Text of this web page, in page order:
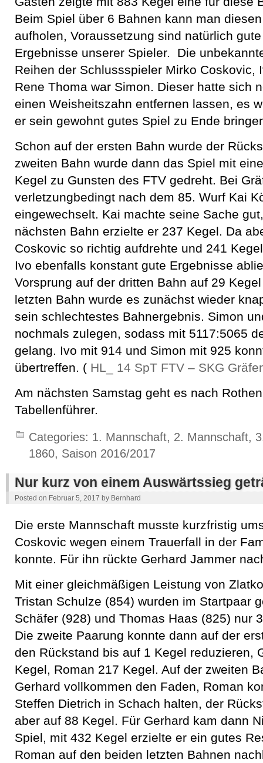
Beim Spiel über 6 Bahnen kann man
aufholen, Voraussetzung sind natürlich
Ergebnisse unserer Spieler. Die
Reihen der Schlussspieler Mirko Coskovic,
Rene Thoma war Simon. Dieser hatte sich
einen Weisheitszahn entfernen lassen, es
er sein gewohnt gutes Spiel zu Ende
Schon auf der ersten Bahn wurde der
zweiten Bahn wurde dann das Spiel mit
Kegel zu Gunsten des FTV gedreht. Bei
verletzungbedingt nach dem 85. Wurf Kai
eingewechselt. Kai machte seine Sache
nächsten Bahn erzielte er 237 Kegel. Da
Coskovic so richtig aufdrehte und 241
Ivo ebenfalls konstant gute Ergebnisse
Vorsprung auf der dritten Bahn auf 29
letzten Bahn wurde es zunächst wieder
sein schlechtestes Bahnergebnis. Simon
nochmals zulegen, sodass mit 5117:5065
gelang. Ivo mit 914 und Simon mit 925
übertreffen. ( HL_ 14 SpT FTV – SKG
Am nächsten Samstag geht es nach
Tabellenführer.
Categories: 1. Mannschaft, 2. Mannschaft,
1860, Saison 2016/2017
Nur kurz von einem Auswärtssieg
Posted on Februar 5, 2017 by Bernhard
Die erste Mannschaft musste kurzfristig
Coskovic wegen einem Trauerfall in der
konnte. Für ihn rückte Gerhard Jammer
Mit einer gleichmäßigen Leistung von
Tristan Schulze (854) wurden im Startpaar
Schäfer (928) und Thomas Haas (825) nur
Die zweite Paarung konnte dann auf der
den Rückstand bis auf 1 Kegel reduzieren,
Kegel, Roman 217 Kegel. Auf der zweiten
Gerhard vollkommen den Faden, Roman
Steffen Dietrich in Schach halten, der
aber auf 88 Kegel. Für Gerhard kam dann
Spiel, mit 432 Kegel erzielte er ein gutes
Roman auf den beiden letzten Bahnen